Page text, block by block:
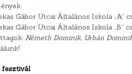
Gábor Utcai Általános Iskola „A”
Gábor Utcai Általános Iskola „B”
Németh Dominik, Urbán
fesztivál